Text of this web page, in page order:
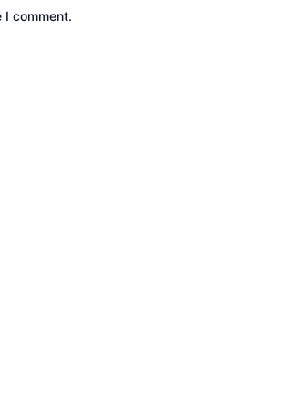
I comment.